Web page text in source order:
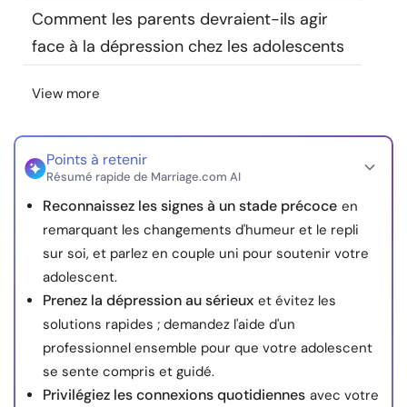
Langue
À propos de nous
© Copyright 2026. Tous droits réservés.
Comment les parents devraient-ils agir
face à la dépression chez les adolescents
View more
Points à retenir
Résumé rapide de Marriage.com AI
Reconnaissez les signes à un stade précoce en
remarquant les changements d'humeur et le repli
sur soi, et parlez en couple uni pour soutenir votre
adolescent.
Prenez la dépression au sérieux et évitez les
solutions rapides ; demandez l'aide d'un
professionnel ensemble pour que votre adolescent
se sente compris et guidé.
Privilégiez les connexions quotidiennes avec votre